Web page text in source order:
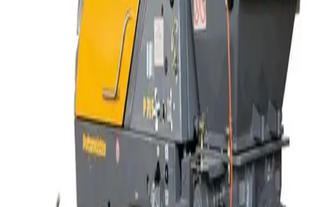
PÍSTOVÉ ČERPADLO
CENY a PODMÍNKY
KONTAKT
BETON - prodej
PRŮMYSLOVÉ PODLAHY
Základy a deska